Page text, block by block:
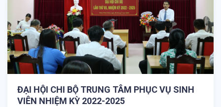
ĐẠI HỘI CHI BỘ TRUNG TÂM PHỤC VỤ SINH
VIÊN NHIỆM KỲ 2022-2025